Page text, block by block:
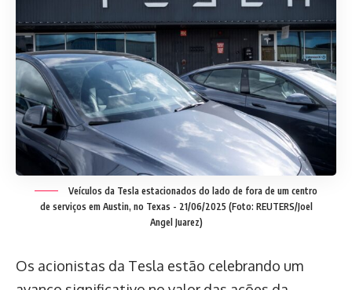
Veículos da Tesla estacionados do lado de fora de um centro
de serviços em Austin, no Texas - 21/06/2025 (Foto: REUTERS/Joel
Angel Juarez)
Os acionistas da Tesla estão celebrando um